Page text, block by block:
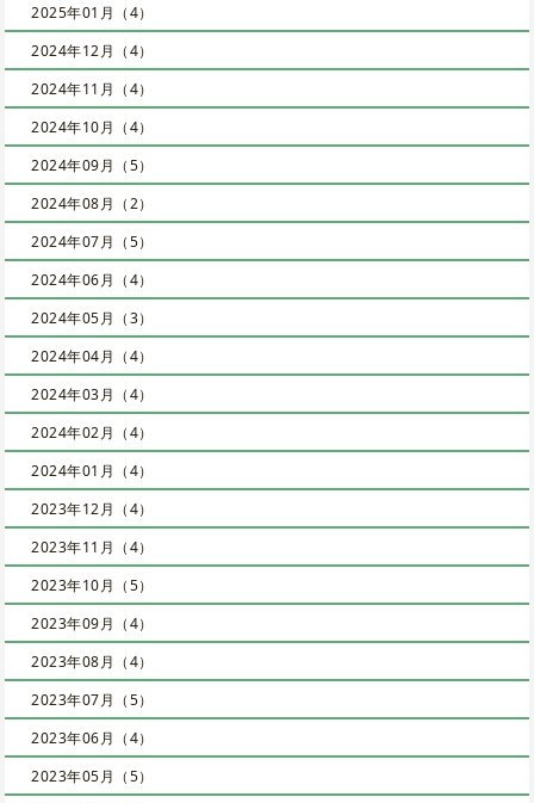
2025年01月（4）
2024年12月（4）
2024年11月（4）
2024年10月（4）
2024年09月（5）
2024年08月（2）
2024年07月（5）
2024年06月（4）
2024年05月（3）
2024年04月（4）
2024年03月（4）
2024年02月（4）
2024年01月（4）
2023年12月（4）
2023年11月（4）
2023年10月（5）
2023年09月（4）
2023年08月（4）
2023年07月（5）
2023年06月（4）
2023年05月（5）